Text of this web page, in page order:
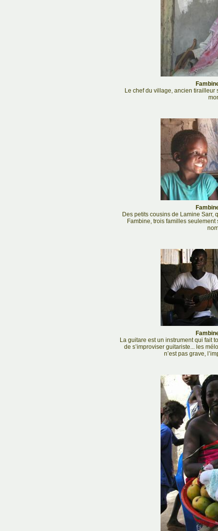
Le chef du village, ancien
Des petits cousins de Lamine Sarr,
Fambine, trois familles
La guitare est un instrument qui fait
de s’improviser guitariste... les
n’est pas grave,